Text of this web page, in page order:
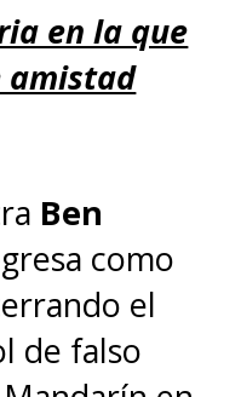
en la que
amistad
Ben
como
el
de falso